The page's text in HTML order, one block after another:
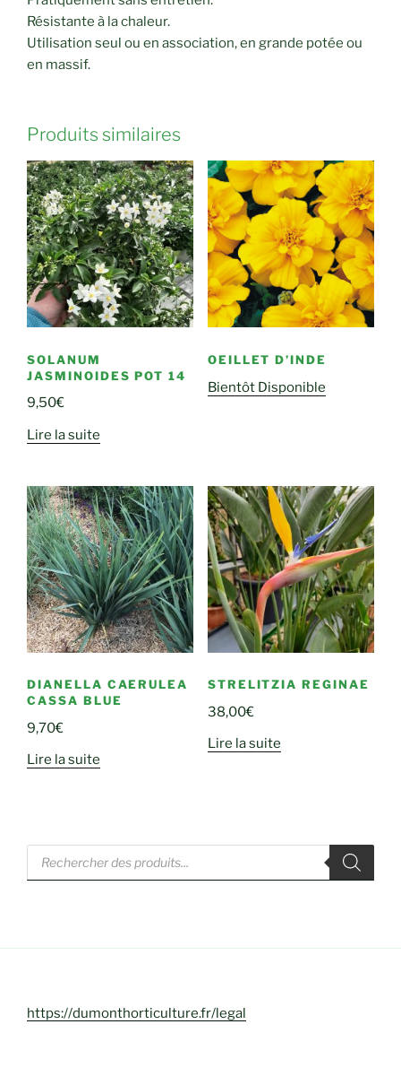
Résistante à la chaleur.
Utilisation seul ou en association, en grande potée ou
en massif.
Produits similaires
SOLANUM
JASMINOIDES POT 14
9,50€
Lire la suite
OEILLET D’INDE
Bientôt Disponible
DIANELLA CAERULEA
CASSA BLUE
9,70€
Lire la suite
STRELITZIA REGINAE
38,00€
Lire la suite
Recherche
produits
https://dumonthorticulture.fr/legal